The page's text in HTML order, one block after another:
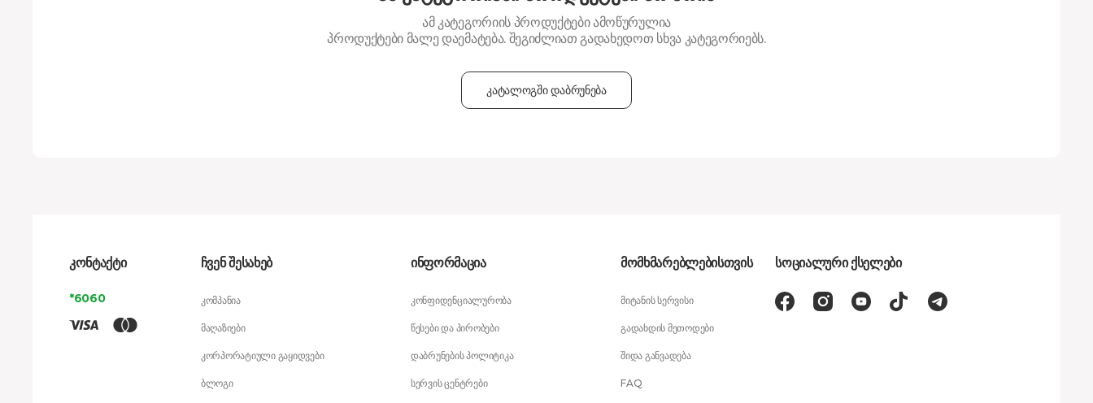
ამ კატეგორიის პროდუქტები ამოწურულია
პროდუქტები მალე დაემატება. შეგიძლიათ გადახედოთ სხვა კატეგორიებს.
კატალოგში დაბრუნება
კონტაქტი
*6060
ჩვენ შესახებ
კომპანია
მაღაზიები
კორპორატიული გაყიდვები
ბლოგი
ინფორმაცია
კონფიდენციალურობა
წესები და პირობები
დაბრუნების პოლიტიკა
სერვის ცენტრები
მომხმარებლებისთვის
მიტანის სერვისი
გადახდის მეთოდები
შიდა განვადება
FAQ
სოციალური ქსელები